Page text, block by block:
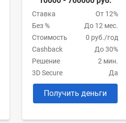
Ставка
От 12%
Без %
До 12 мес.
Стоимость
0 руб./год
Cashback
До 30%
Решение
2 мин.
3D Secure
Да
Получить деньги